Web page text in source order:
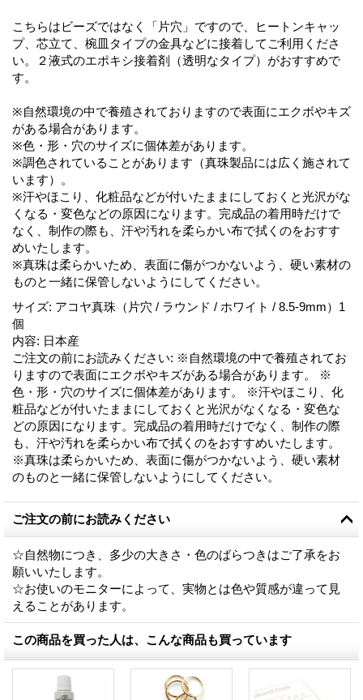
こちらはビーズではなく「片穴」ですので、ヒートンキャッ
プ、芯立て、椀皿タイプの金具などに接着してご利用くださ
い。２液式のエポキシ接着剤（透明なタイプ）がおすすめで
す。
※自然環境の中で養殖されておりますので表面にエクボやキズ
がある場合があります。
※色・形・穴のサイズに個体差があります。
※調色されていることがあります（真珠製品には広く施されて
います）。
※汗やほこり、化粧品などが付いたままにしておくと光沢がな
くなる・変色などの原因になります。完成品の着用時だけで
なく、制作の際も、汗や汚れを柔らかい布で拭くのをおすす
めいたします。
※真珠は柔らかいため、表面に傷がつかないよう、硬い素材の
ものと一緒に保管しないようにしてください。
サイズ: アコヤ真珠（片穴 / ラウンド / ホワイト / 8.5-9mm）1
個
内容: 日本産
ご注文の前にお読みください: ※自然環境の中で養殖されてお
りますので表面にエクボやキズがある場合があります。 ※
色・形・穴のサイズに個体差があります。 ※汗やほこり、化
粧品などが付いたままにしておくと光沢がなくなる・変色な
どの原因になります。完成品の着用時だけでなく、制作の際
も、汗や汚れを柔らかい布で拭くのをおすすめいたします。
※真珠は柔らかいため、表面に傷がつかないよう、硬い素材
のものと一緒に保管しないようにしてください。
ご注文の前にお読みください
☆自然物につき、多少の大きさ・色のばらつきはご了承をお
願いいたします。
☆お使いのモニターによって、実物とは色や質感が違って見
えることがあります。
この商品を買った人は、こんな商品も買っています